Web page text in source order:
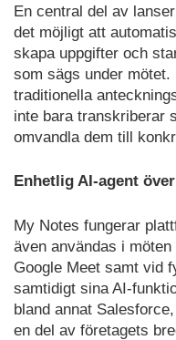
En central del av
det möjligt att
skapa uppgifter och
som sägs under
traditionella
inte bara transkriberar
omvandla dem till
Enhetlig AI-agent
My Notes fungerar
även användas i
Google Meet samt vid
samtidigt sina AI-
bland annat
en del av företagets